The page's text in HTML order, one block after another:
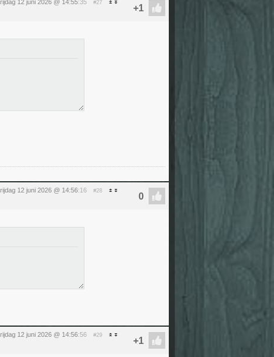
12 juni 2026 @ 14:55:35 #27
12 juni 2026 @ 14:56:16 #28
12 juni 2026 @ 14:56:56 #29